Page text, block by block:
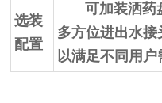
选装
配置
可加装洒药
多方位进出水接
以满足不同用户